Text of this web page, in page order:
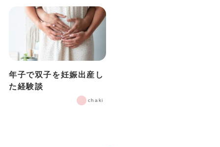
年子で双子を妊娠出産し
た経験談
chaki